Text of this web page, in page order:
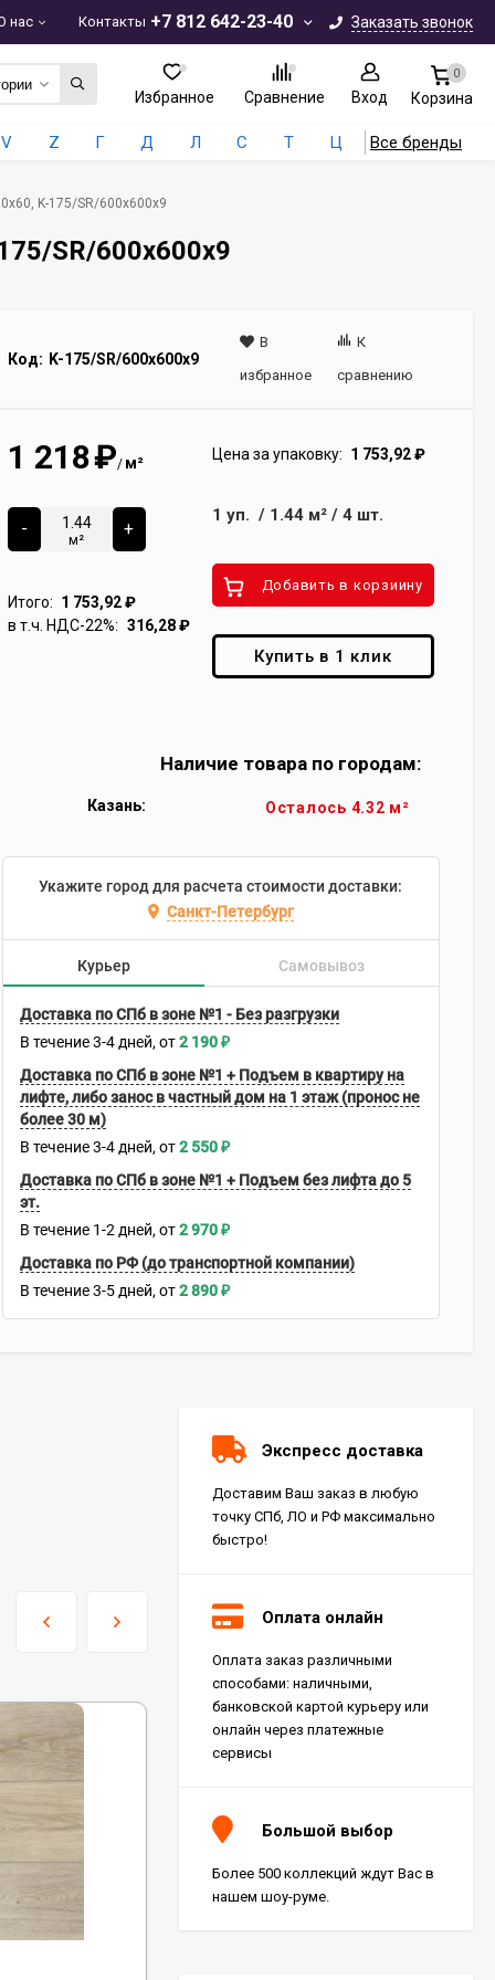
+7 812 642-23-40 Заказать звонок
нас Контакты
Избранное Сравнение Вход
0
Корзина
V Z Г Д Л С Т Ц Все бренды
K-175/SR/600x600x9
SR/600x600x9
Код: K-175/SR/600x600x9
В
избранное
К
сравнению
1 218₽/ м²
-
м²
+
Итого: 1 753,92₽
в т.ч. НДС-22%: 316,28₽
Цена за упаковку: 1 753,92₽
1 уп. / 1.44м²/ 4 шт.
Добавить в корзиину
Купить в 1 клик
Наличие товара по городам:
Казань: Осталось 4.32 м²
Укажите город для расчета стоимости доставки:
Санкт-Петербург
Курьер Самовывоз
Доставка по СПб в зоне №1 - Без разгрузки
В течение 3-4 дней 2 190₽
Доставка по СПб в зоне №1 + Подъем в квартиру на
лифте, либо занос в частный дом на 1 этаж (пронос не
более 30 м)
В течение 3-4 дней 2 550₽
Доставка по СПб в зоне №1 + Подъем без лифта до 5
эт.
В течение 1-2 дней 2 970₽
Доставка по РФ (до транспортной компании)
В течение 3-5 дней 2 890₽
Экспресс доставка
Доставим Ваш заказ в любую
точку СПб, ЛО и РФ максимально
быстро!
Оплата онлайн
Оплата заказ различными
способами: наличными,
банковской картой курьеру или
онлайн через платежные
сервисы
Большой выбор
Более 500 коллекций ждут Вас в
нашем шоу-руме.
Керамогранит Italon
Charme Extra Silver Ret
60x120, 610010001196
Charme Evo Imperiale
Ret 60x120,